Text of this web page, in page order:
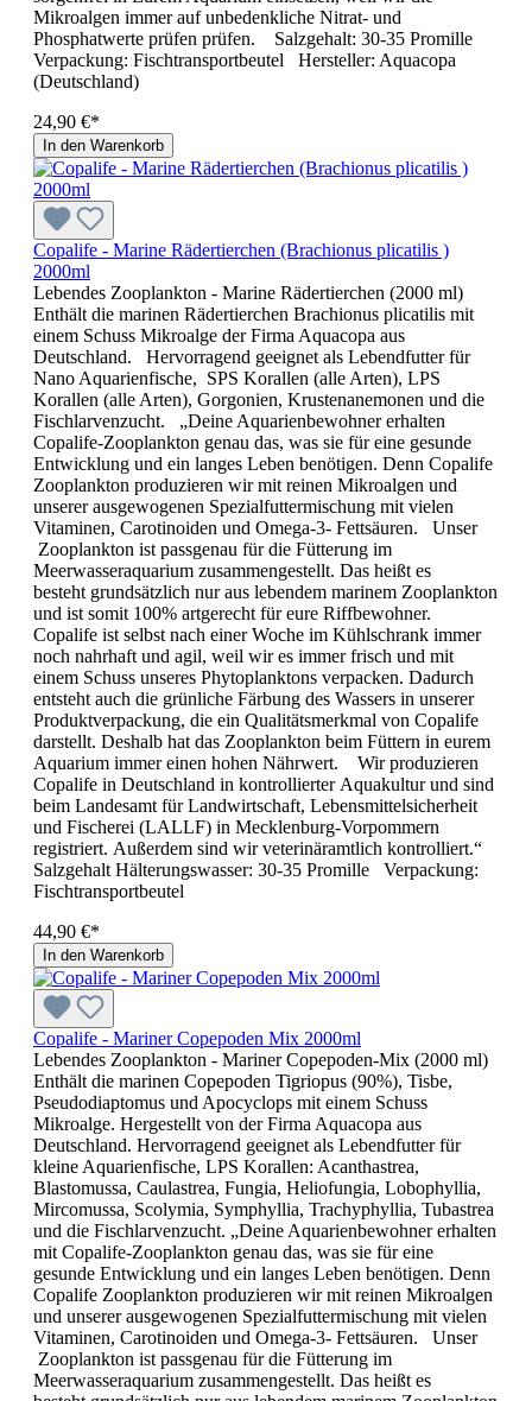
Mikroalgen immer auf unbedenkliche Nitrat- und
Phosphatwerte prüfen prüfen. Salzgehalt: 30-35 Promille
Verpackung: Fischtransportbeutel Hersteller: Aquacopa
(Deutschland)
24,90 €*
In den Warenkorb
Copalife - Marine Rädertierchen (Brachionus plicatilis )
2000ml
Lebendes Zooplankton - Marine Rädertierchen (2000 ml)
Enthält die marinen Rädertierchen Brachionus plicatilis mit
einem Schuss Mikroalge der Firma Aquacopa aus
Deutschland. Hervorragend geeignet als Lebendfutter für
Nano Aquarienfische, SPS Korallen (alle Arten), LPS
Korallen (alle Arten), Gorgonien, Krustenanemonen und die
Fischlarvenzucht. „Deine Aquarienbewohner erhalten
Copalife-Zooplankton genau das, was sie für eine gesunde
Entwicklung und ein langes Leben benötigen. Denn Copalife
Zooplankton produzieren wir mit reinen Mikroalgen und
unserer ausgewogenen Spezialfuttermischung mit vielen
Vitaminen, Carotinoiden und Omega-3- Fettsäuren. Unser
Zooplankton ist passgenau für die Fütterung im
Meerwasseraquarium zusammengestellt. Das heißt es
besteht grundsätzlich nur aus lebendem marinem Zooplankton
und ist somit 100% artgerecht für eure Riffbewohner.
Copalife ist selbst nach einer Woche im Kühlschrank immer
noch nahrhaft und agil, weil wir es immer frisch und mit
einem Schuss unseres Phytoplanktons verpacken. Dadurch
entsteht auch die grünliche Färbung des Wassers in unserer
Produktverpackung, die ein Qualitätsmerkmal von Copalife
darstellt. Deshalb hat das Zooplankton beim Füttern in eurem
Aquarium immer einen hohen Nährwert. Wir produzieren
Copalife in Deutschland in kontrollierter Aquakultur und sind
beim Landesamt für Landwirtschaft, Lebensmittelsicherheit
und Fischerei (LALLF) in Mecklenburg-Vorpommern
registriert. Außerdem sind wir veterinäramtlich kontrolliert.“
Salzgehalt Hälterungswasser: 30-35 Promille Verpackung:
Fischtransportbeutel
44,90 €*
In den Warenkorb
Copalife - Mariner Copepoden Mix 2000ml
Lebendes Zooplankton - Mariner Copepoden-Mix (2000 ml)
Enthält die marinen Copepoden Tigriopus (90%), Tisbe,
Pseudodiaptomus und Apocyclops mit einem Schuss
Mikroalge. Hergestellt von der Firma Aquacopa aus
Deutschland. Hervorragend geeignet als Lebendfutter für
kleine Aquarienfische, LPS Korallen: Acanthastrea,
Blastomussa, Caulastrea, Fungia, Heliofungia, Lobophyllia,
Mircomussa, Scolymia, Symphyllia, Trachyphyllia, Tubastrea
und die Fischlarvenzucht. „Deine Aquarienbewohner erhalten
mit Copalife-Zooplankton genau das, was sie für eine
gesunde Entwicklung und ein langes Leben benötigen. Denn
Copalife Zooplankton produzieren wir mit reinen Mikroalgen
und unserer ausgewogenen Spezialfuttermischung mit vielen
Vitaminen, Carotinoiden und Omega-3- Fettsäuren. Unser
Zooplankton ist passgenau für die Fütterung im
Meerwasseraquarium zusammengestellt. Das heißt es